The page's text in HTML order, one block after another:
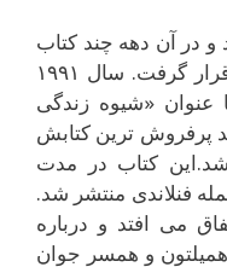
پرکار بود و در آن دهه چند کتاب
موفق از او در اختيار کتابخوانان قرار گرفت. سال ۱۹۹۱
عنوان «شيوه زندگى
پرفروش ترين کتابش
کتاب در مدت
فنلاندى منتشر شد.
مى افتد و درباره
هميلتون و همسر جوان